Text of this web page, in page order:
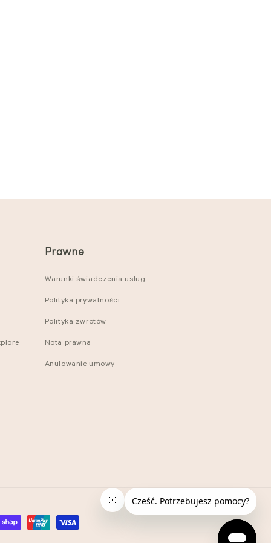
Prawne
Warunki świadczenia usług
Polityka prywatności
Polityka zwrotów
Nota prawna
Anulowanie umowy